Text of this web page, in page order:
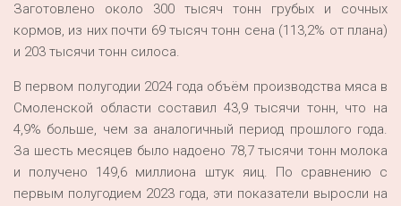
Заготовлено около 300 тысяч тонн грубых и сочных
кормов, из них почти 69 тысяч тонн сена (113,2% от плана)
и 203 тысячи тонн силоса.
В первом полугодии 2024 года объём производства мяса в
Смоленской области составил 43,9 тысячи тонн, что на
4,9% больше, чем за аналогичный период прошлого года.
За шесть месяцев было надоено 78,7 тысячи тонн молока
и получено 149,6 миллиона штук яиц. По сравнению с
первым полугодием 2023 года, эти показатели выросли на